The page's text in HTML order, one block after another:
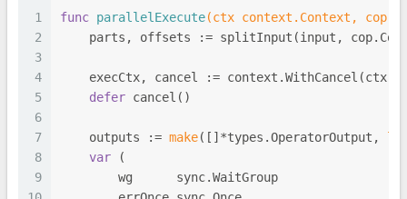
1
2
3
4
5
6
7
8
9
func parallelExecute(ctx context.Context, cop
parts, offsets := splitInput(input,
    execCtx, cancel := context.WithCancel(ctx)
defer cancel()
    outputs :=
make([]*types.OperatorOutput,
var (
        wg      sync.WaitGroup